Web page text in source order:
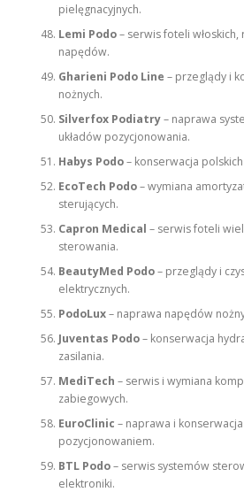
pielęgnacyjnych.
Lemi Podo– serwis foteli
napędów.
Gharieni Podo Line – przeglądy i
nożnych.
Silverfox Podiatry– naprawa
układów pozycjonowania.
Habys Podo– konserwacja
EcoTech Podo– wymiana
sterujących.
Capron Medical – serwis foteli
sterowania.
BeautyMed Podo– przeglądy i
elektrycznych.
PodoLux– naprawa napędów
Juventas Podo– konserwacja
zasilania.
MediTech – serwis i wymiana
zabiegowych.
EuroClinic – naprawa i
pozycjonowaniem.
BTL Podo– serwis systemów
elektroniki.